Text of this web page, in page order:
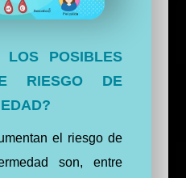
LOS POSIBLES
RIESGO DE
el riesgo de
son, entre